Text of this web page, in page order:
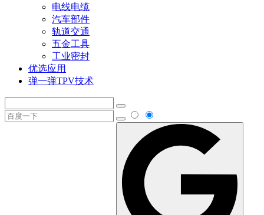
电线电缆
汽车部件
轨道交通
五金工具
工业密封
优选应用
弹一弹TPV技术